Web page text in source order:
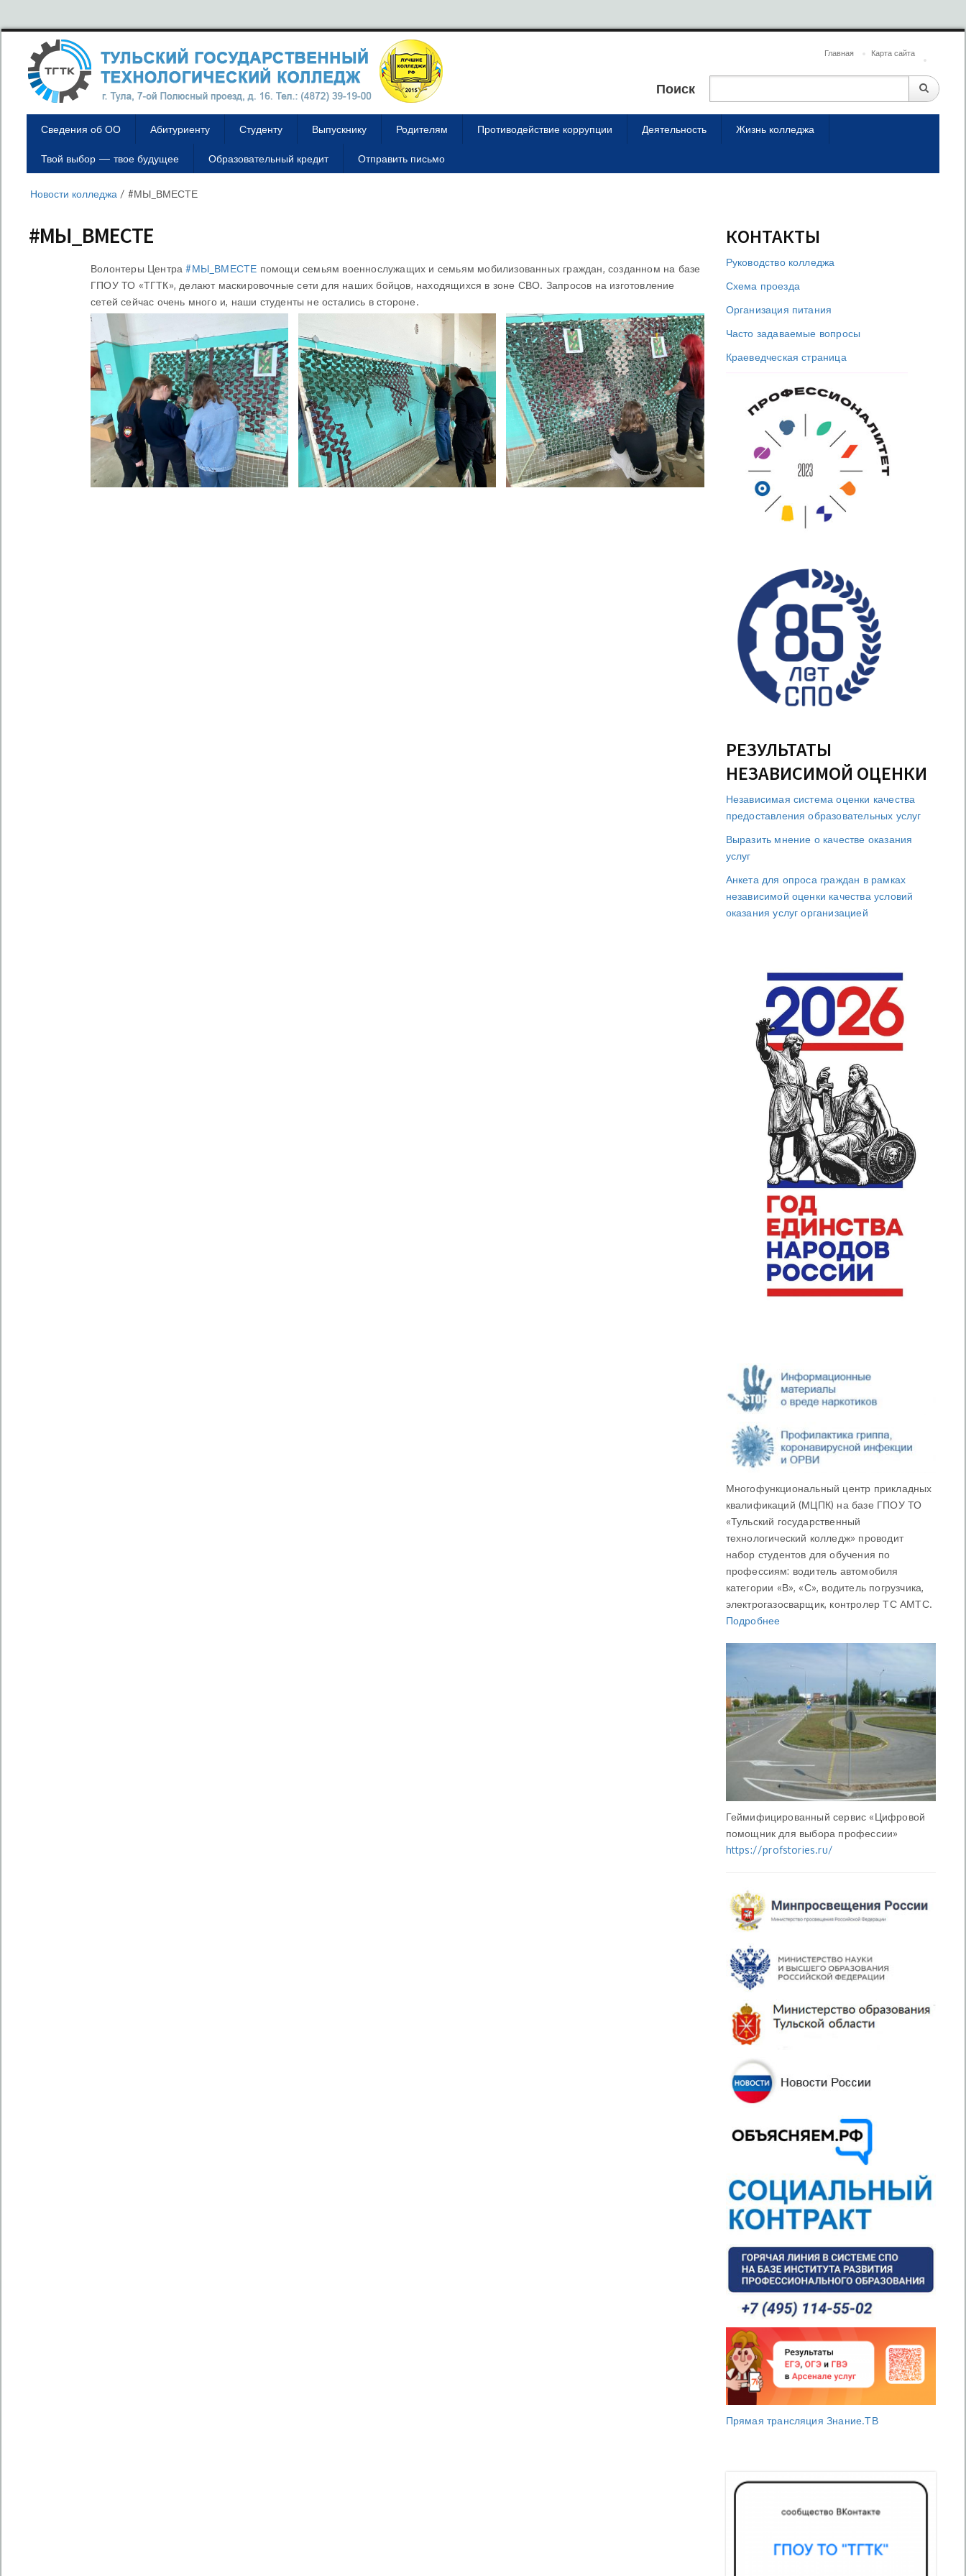
Главная Карта сайта
Поиск
Сведения об ОО Абитуриенту Студенту Выпускнику Родителям Противодействие коррупции Деятельность Жизнь колледжа
Твой выбор — твое будущее Образовательный кредит Отправить письмо
Новости колледжа / #МЫ_ВМЕСТЕ
#МЫ_ВМЕСТЕ
Волонтеры Центра#МЫ_ВМЕСТЕ помощи семьям военнослужащих и семьям мобилизованных граждан, созданном на базе
ГПОУ ТО «ТГТК», делают маскировочные сети для наших бойцов, находящихся в зоне СВО. Запросов на изготовление
сетей сейчас очень много и, наши студенты не остались в стороне.
КОНТАКТЫ
Руководство колледжа
Схема проезда
Организация питания
Часто задаваемые вопросы
Краеведческая страница
РЕЗУЛЬТАТЫ
НЕЗАВИСИМОЙ ОЦЕНКИ
Независимая система оценки качества
предоставления образовательных услуг
Выразить мнение о качестве оказания
услуг
Анкета для опроса граждан в рамках
независимой оценки качества условий
оказания услуг организацией
Многофункциональный центр прикладных
квалификаций (МЦПК) на базе ГПОУ ТО
«Тульский государственный
технологический колледж» проводит
набор студентов для обучения по
профессиям: водитель автомобиля
категории «В», «С», водитель погрузчика,
электрогазосварщик, контролер ТС АМТС.
Подробнее
Геймифицированный сервис «Цифровой
помощник для выбора профессии»
https://profstories.ru/
Прямая трансляция Знание.ТВ